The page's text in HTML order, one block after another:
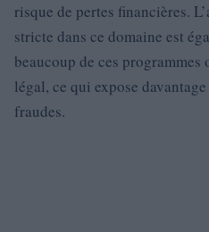
risque de pertes financières.
stricte dans ce domaine est
beaucoup de ces
légal, ce qui expose
fraudes.